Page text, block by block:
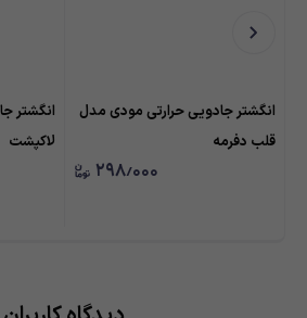
انگشتر جادویی حرارتی مودی مدل
قلب دفرمه
۲۹۸٫۰۰۰
انگشتر
لاکپشت